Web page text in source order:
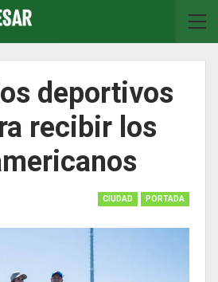
deportivos
recibir los
CIUDAD PORTADA